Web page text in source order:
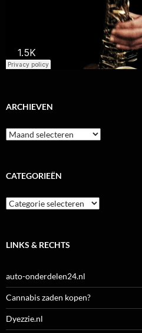
ARCHIEVEN
Archieven
CATEGORIEËN
Categorieën
LINKS & RECHTS
auto-onderdelen24.nl
Cannabis zaden kopen?
Dyezzie.nl